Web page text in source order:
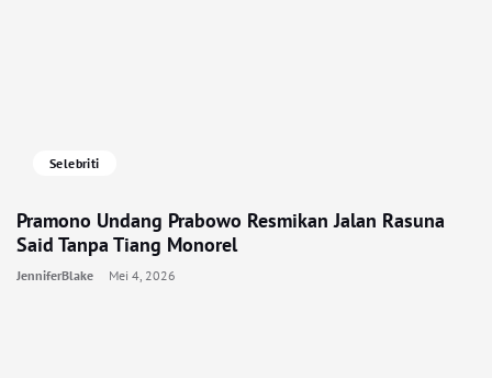
Selebriti
Pramono Undang Prabowo Resmikan Jalan Rasuna
Said Tanpa Tiang Monorel
JenniferBlake Mei 4, 2026